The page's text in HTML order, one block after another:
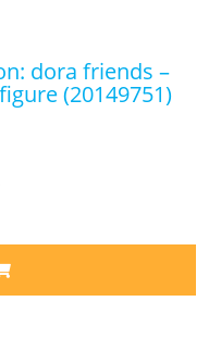
(20149751)